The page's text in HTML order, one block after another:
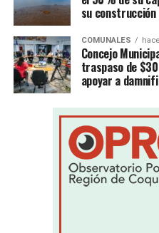
su construcción
COMUNALES
Concejo
traspaso de
apoyar a